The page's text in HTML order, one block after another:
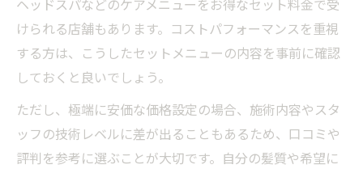
ヘッドスパなどのケアメニューをお得なセット料金で受
けられる店舗もあります。コストパフォーマンスを重視
する方は、こうしたセットメニューの内容を事前に確認
しておくと良いでしょう。
ただし、極端に安価な価格設定の場合、施術内容やスタ
ッフの技術レベルに差が出ることもあるため、口コミや
評判を参考に選ぶことが大切です。自分の髪質や希望に